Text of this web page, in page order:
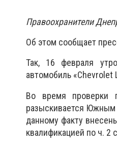
Правоохранители
Об этом сообщает
Так, 16 февраля
автомобиль «Chevrolet
Во время проверки
разыскивается
данному факту
квалификацией по ч. 2